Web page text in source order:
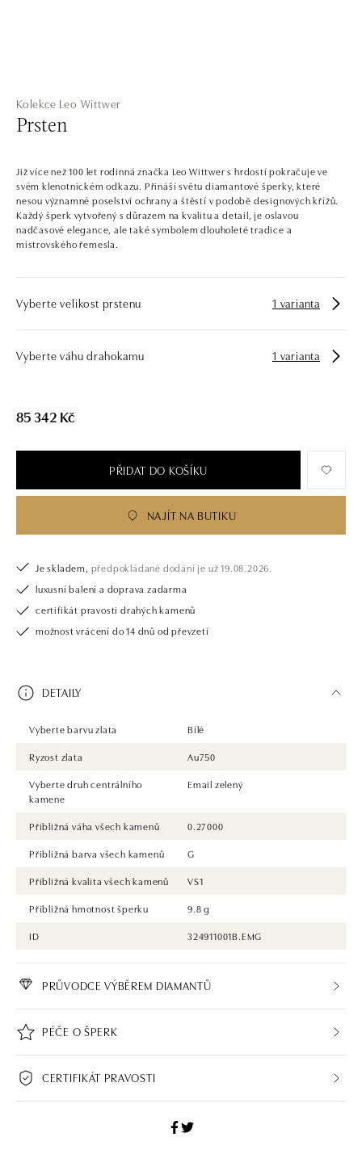
Kolekce Leo Wittwer
Prsten
Již více než 100 let rodinná značka Leo Wittwer s hrdostí pokračuje ve
svém klenotnickém odkazu. Přináší světu diamantové šperky, které
nesou významné poselství ochrany a štěstí v podobě designových křížů.
Každý šperk vytvořený s důrazem na kvalitu a detail, je oslavou
nadčasové elegance, ale také symbolem dlouholeté tradice a
mistrovského řemesla.
Vyberte velikost prstenu 1 varianta
Vyberte váhu drahokamu 1 varianta
85 342 Kč
PŘIDAT DO KOŠÍKU
NAJÍT NA BUTIKU
Je skladem, předpokládané dodání je už 19.08.2026.
luxusní balení a doprava zadarma
certifikát pravosti drahých kamenů
možnost vrácení do 14 dnů od převzetí
DETAILY
Vyberte barvu zlata
Bílé
Ryzost zlata
Au750
Vyberte druh centrálního
kamene
Email zelený
Přibližná váha všech kamenů
0.27000
Přibližná barva všech kamenů
G
Přibližná kvalita všech kamenů
VS1
Přibližná hmotnost šperku
9.8 g
ID
324911001B.EMG
PRŮVODCE VÝBĚREM DIAMANTŮ
PÉČE O ŠPERK
CERTIFIKÁT PRAVOSTI